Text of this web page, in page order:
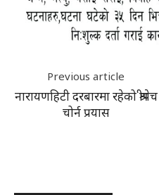
Previous article
नारायणहिटी दरबारमा रहेको श्रीपेच
चोर्न प्रयास